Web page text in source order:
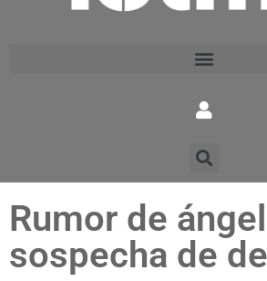
Rumor de
sospecha de